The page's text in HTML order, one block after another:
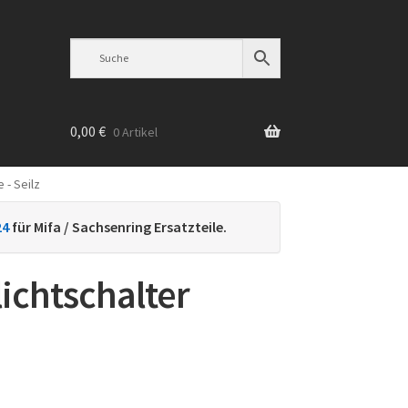
0,00 € 0 Artikel
- Seilz
für Mifa / Sachsenring Ersatzteile.